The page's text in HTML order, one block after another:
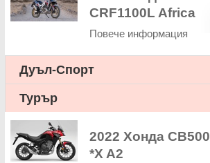
CRF1100L Africa
Повече информация
Дуъл-Спорт
Турър
2022 Хонда CB500
*X A2